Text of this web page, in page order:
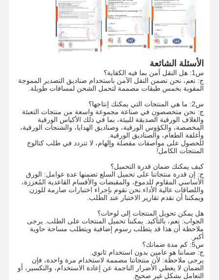
الأسئلة الشائعة
س1: هل النقل آمن بما فيه الكفاية؟
ج: نعم، نحن نضمن النقل الآمن باستخدام صناديق التصدير المموجة
المقوية بخمس طبقات مصممة لتحمل الشحن لمسافات طويلة.
س2: ما هي المنتجات التي يمكنك إنتاجها؟
ج: نحن متخصصون في صناعة مجموعة واسعة من منتجات التعبئة
والغلاف الورقية الصديقة للبيئة، بما في ذلك الأكياس الورقية
المخصصة، والكؤوس الورقية، وصناديق الهدايا، والشنجات الورقية،
وأغلفة الطعام، والصناديق الورقية.
للحصول على مواصفات مفصلة وإلهام، لا تتردد في طلب كتالوج
المنتجات الكامل!
كيف يمكنك ضمان قدرة التحميل؟
ج: إن قدرة منتجاتنا على تحميل السلع تضمنها عدة عوامل: الورق
الأساسي المقاوم للدموع، والمقبضات والأقسام القاعدية المُعززة،
واللصاقات عالية الأداء.نحن نقوم بإجراء اختبارات صارمة للوزن
ويمكننا أن نقدم تقارير الاختبار عند الطلب.
هل يمكن تحويل المنتجات إلى لوحات؟
الجواب: نعم، بالتأكيد. يمكننا تحميل المنتجات على الطلب. يرجى
ملاحظة أن هذا قد يتطلب رسوم إضافية ويتطلب مساحة حاوية
أكبر.
س5: كم مدة ضمانك؟
ج: ضماننا هو عامين بدون استخدام ثانوي.
يرجى ملاحظة: لأن منتجاتنا مصممة لاستخدام مرة واحدة، فإن
الضمان لا يغطي الأضرار الناجمة عن إعادة الاستخدام، والتكسير، أو
التعامل بشكل غير صحيح.